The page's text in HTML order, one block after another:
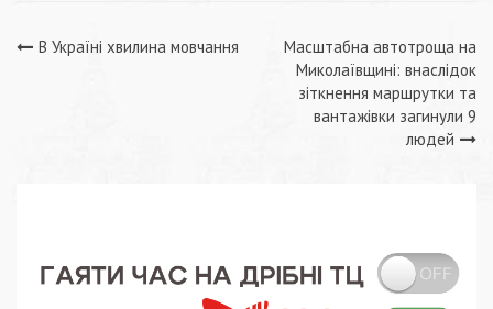
Навігація
В Україні хвилина мовчання
Масштабна автотроща на
Миколаївщині: внаслідок
зіткнення маршрутки та
вантажівки загинули 9
людей